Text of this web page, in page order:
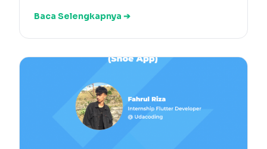
Baca Selengkapnya ➔